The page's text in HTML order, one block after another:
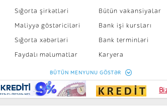
Sığorta şirkətləri
Maliyyə göstəriciləri
Sığorta xəbərləri
Faydalı məlumatlar
Sığorta kalkulyatoru
Bütün vakansiyalar
Bank işi kursları
Bank terminləri
Karyera
Peşakar inkişaf
BÜTÜN MENYUNU GÖSTƏR